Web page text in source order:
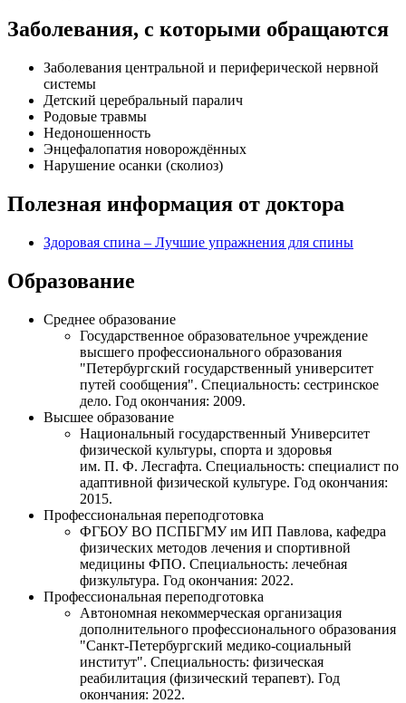
Заболевания, с которыми обращаются
Заболевания центральной и периферической нервной
системы
Детский церебральный паралич
Родовые травмы
Недоношенность
Энцефалопатия новорождённых
Нарушение осанки (сколиоз)
Полезная информация от доктора
Здоровая спина – Лучшие упражнения для спины
Образование
Среднее образование
Государственное образовательное учреждение
высшего профессионального образования
"Петербургский государственный университет
путей сообщения". Специальность: сестринское
дело. Год окончания: 2009.
Высшее образование
Национальный государственный Университет
физической культуры, спорта и здоровья
им. П. Ф. Лесгафта. Специальность: специалист по
адаптивной физической культуре. Год окончания:
2015.
Профессиональная переподготовка
ФГБОУ ВО ПСПБГМУ им ИП Павлова, кафедра
физических методов лечения и спортивной
медицины ФПО. Специальность: лечебная
физкультура. Год окончания: 2022.
Профессиональная переподготовка
Автономная некоммерческая организация
дополнительного профессионального образования
"Санкт-Петербургский медико-социальный
институт". Специальность: физическая
реабилитация (физический терапевт). Год
окончания: 2022.